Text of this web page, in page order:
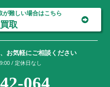
が難しい場合はこちら
取
お気軽にご相談ください
/ 定休日なし
064